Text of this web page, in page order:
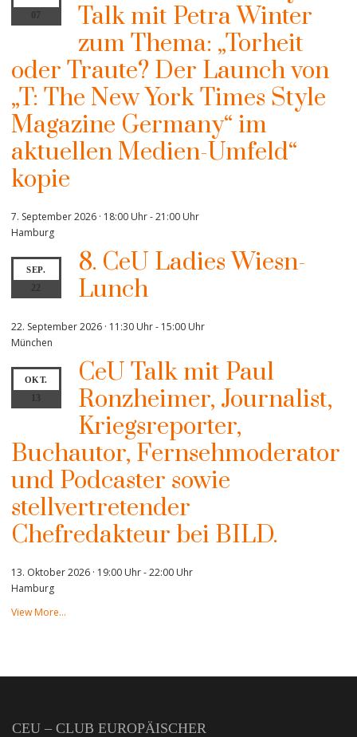
07
Talk mit Petra Winter
zum Thema: „Torheit
oder Traute? Der Launch von
„T: The New York Times Style
Magazine Germany“ im
aktuellen Medien-Umfeld“
kopie
7. September 2026 · 18:00 Uhr-21:00 Uhr
Hamburg
SEP.
22
8. CeU Ladies Wiesn-
Lunch
22. September 2026 · 11:30 Uhr- 15:00 Uhr
München
OKT.
13
CeU Talk mit Paul
Ronzheimer, Journalist,
Kriegsreporter,
Buchautor, Fernsehmoderator
und Podcaster sowie
stellvertretender
Chefredakteur bei BILD.
13. Oktober 2026 · 19:00 Uhr-22:00 Uhr
Hamburg
View More…
CEU – CLUB EUROPÄISCHER